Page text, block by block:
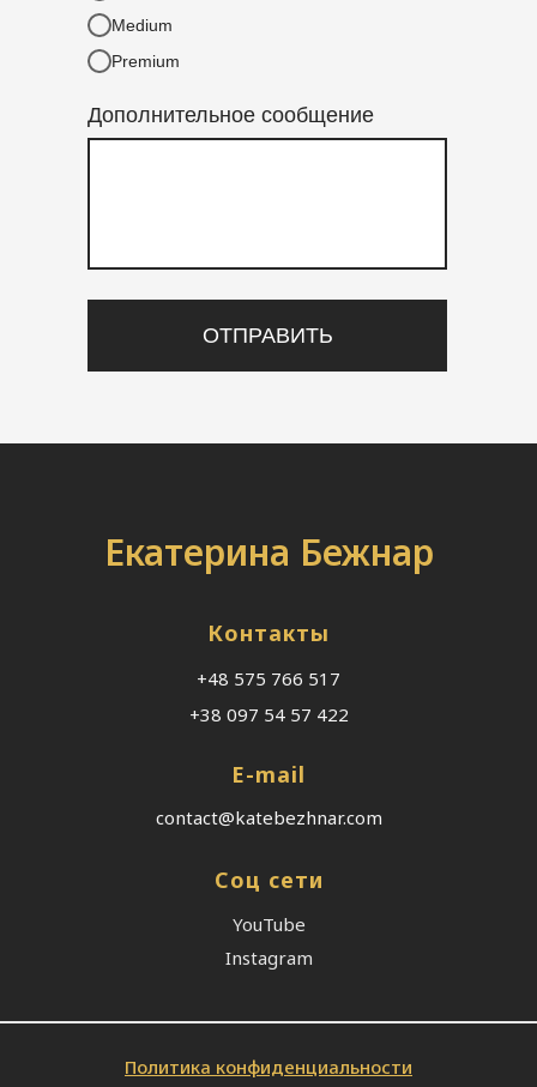
Medium
Premium
Дополнительное сообщение
ОТПРАВИТЬ
Контакты
+48 575 766 517
+38 097 54 57 422
E-mail
contact@katebezhnar.com
Соц сети
YouTube
Instagram
Екатерина Бежнар
Политика конфиденциальности